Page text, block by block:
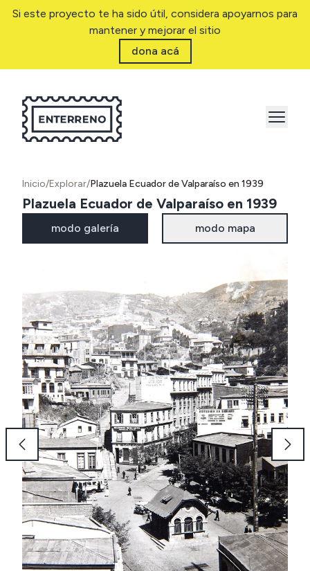
Si este proyecto te ha sido útil, considera apoyarnos para
mantener y mejorar el sitio
dona acá
Inicio/Explorar/Plazuela Ecuador de Valparaíso en 1939
Plazuela Ecuador de Valparaíso en 1939
modo galería modo mapa